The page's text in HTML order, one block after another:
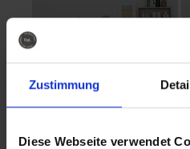
Zustimmung
Diese Webseite verwendet